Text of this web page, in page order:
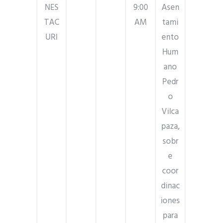
NES
TAC
URI
9:00
AM
Asen
tami
ento
Hum
ano
Pedr
o
Vilca
paza,
sobr
e
coor
dinac
iones
para